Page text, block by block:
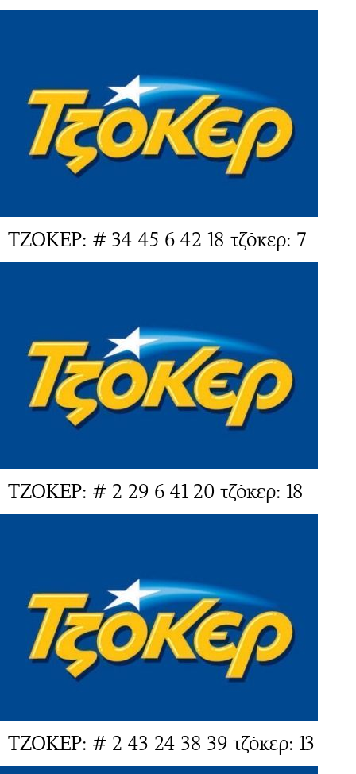
ΤΖΟΚΕΡ: # 34 45 6 42 18 τζόκερ: 7
ΤΖΟΚΕΡ: # 2 29 6 41 20 τζόκερ: 18
ΤΖΟΚΕΡ: # 2 43 24 38 39 τζόκερ: 13